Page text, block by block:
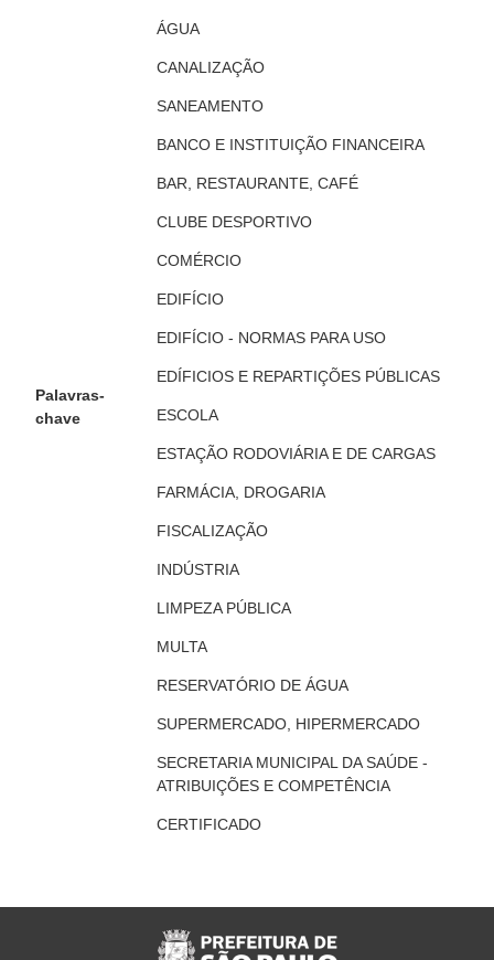
Palavras-
chave
ÁGUA
CANALIZAÇÃO
SANEAMENTO
BANCO E INSTITUIÇÃO FINANCEIRA
BAR, RESTAURANTE, CAFÉ
CLUBE DESPORTIVO
COMÉRCIO
EDIFÍCIO
EDIFÍCIO - NORMAS PARA USO
EDÍFICIOS E REPARTIÇÕES PÚBLICAS
ESCOLA
ESTAÇÃO RODOVIÁRIA E DE CARGAS
FARMÁCIA, DROGARIA
FISCALIZAÇÃO
INDÚSTRIA
LIMPEZA PÚBLICA
MULTA
RESERVATÓRIO DE ÁGUA
SUPERMERCADO, HIPERMERCADO
SECRETARIA MUNICIPAL DA SAÚDE -
ATRIBUIÇÕES E COMPETÊNCIA
CERTIFICADO